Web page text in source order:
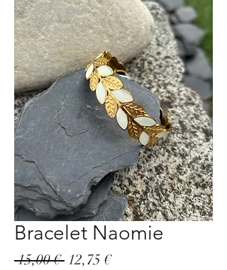
Bracelet Naomie
15,00 € Prix
12,75 €Prix